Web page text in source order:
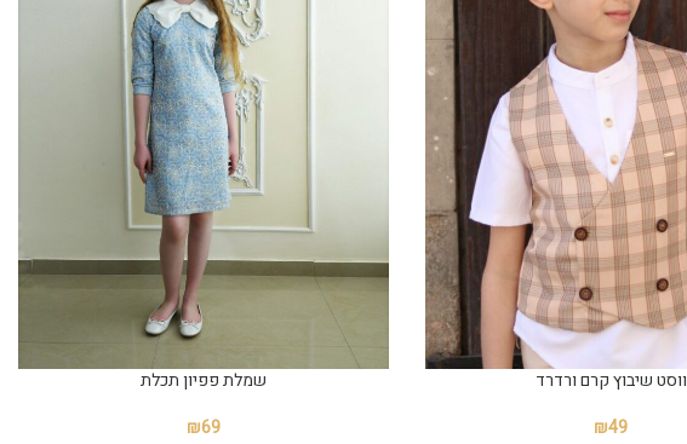
ווסט שיבוץ קרם ורדרד
₪49
שמלת פפיון תכלת
₪69